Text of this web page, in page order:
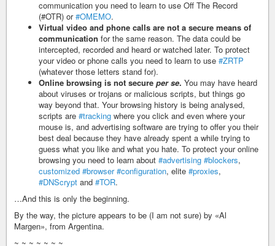
communication you need to learn to use Off The Record
(#OTR) or#OMEMO.
Virtual video and phone calls are not a secure means of
communication for the same reason. The data could be
intercepted, recorded and heard or watched later. To protect
your video or phone calls you need to learn to use #ZRTP
(whatever those letters stand for).
Online browsing is not secure per se. You may have heard
about viruses or trojans or malicious scripts, but things go
way beyond that. Your browsing history is being analysed,
scripts are #tracking where you click and even where your
mouse is, and advertising software are trying to offer you their
best deal because they have already spent a while trying to
guess what you like and what you hate. To protect your online
browsing you need to learn about #advertising #blockers,
customized #browser #configuration, elite #proxies,
#DNScrypt and #TOR.
…And this is only the beginning.
By the way, the picture appears to be (I am not sure) by «Al
Margen», from Argentina.
~ ~ ~ ~ ~ ~ ~